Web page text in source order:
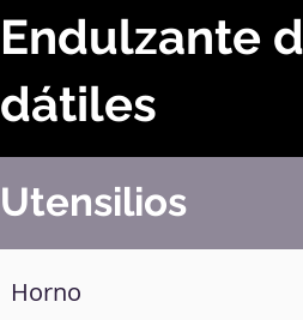
Endulzante
dátiles
Utensilios
Horno